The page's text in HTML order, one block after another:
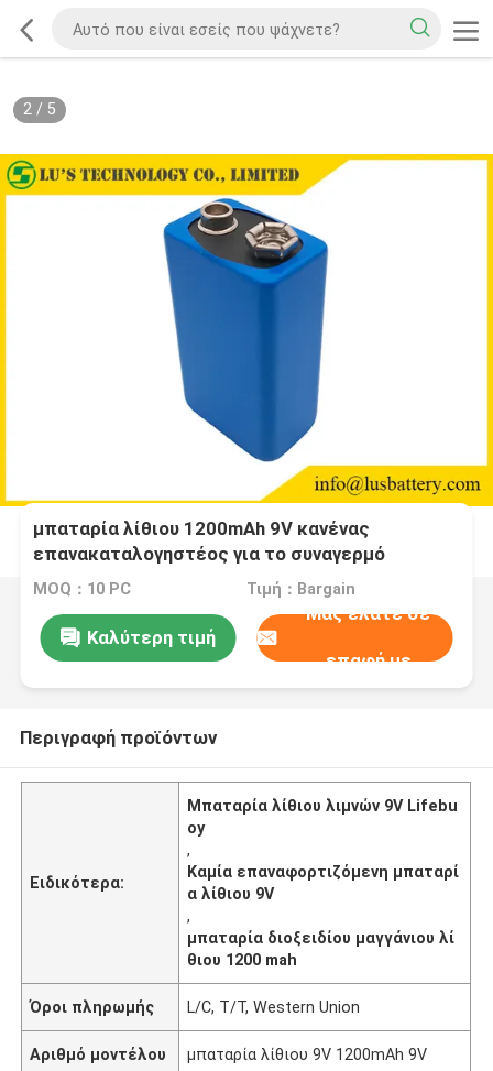
2/ 5
μπαταρία λίθιου 1200mAh 9V κανένας
επανακαταλογηστέος για το συναγερμό
ασφάλειας λιμνών Lifebuoy
MOQ：10 PC Τιμή：Bargain
Καλύτερη τιμή
Μας ελάτε σε
επαφή με
Περιγραφή προϊόντων
Ειδικότερα:
Μπαταρία λίθιου λιμνών 9V Lifebu
oy
,
Καμία επαναφορτιζόμενη μπαταρί
α λίθιου 9V
,
μπαταρία διοξειδίου μαγγάνιου λί
θιου 1200 mah
Όροι πληρωμής L/C, T/T, Western Union
Αριθμό μοντέλου μπαταρία λίθιου 9V 1200mAh 9V